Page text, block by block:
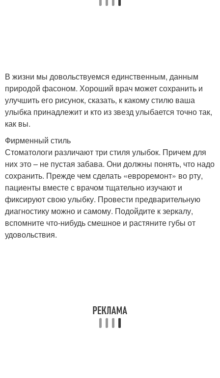
В жизни мы довольствуемся единственным, данным
природой фасоном. Хороший врач может сохранить и
улучшить его рисунок, сказать, к какому стилю ваша
улыбка принадлежит и кто из звезд улыбается точно так,
как вы.
Фирменный стиль
Стоматологи различают три стиля улыбок. Причем для
них это – не пустая забава. Они должны понять, что надо
сохранить. Прежде чем сделать «евро­ремонт» во рту,
пациенты вместе с врачом тщательно изучают и
фиксируют свою улыбку. Провести предварительную
диагностику можно и самому. Подойдите к зеркалу,
вспомните что-нибудь смешное и растяните губы от
удовольствия.